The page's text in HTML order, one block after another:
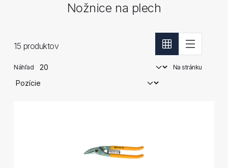
Nožnice na plech
15 produktov
Náhľad Na stránku